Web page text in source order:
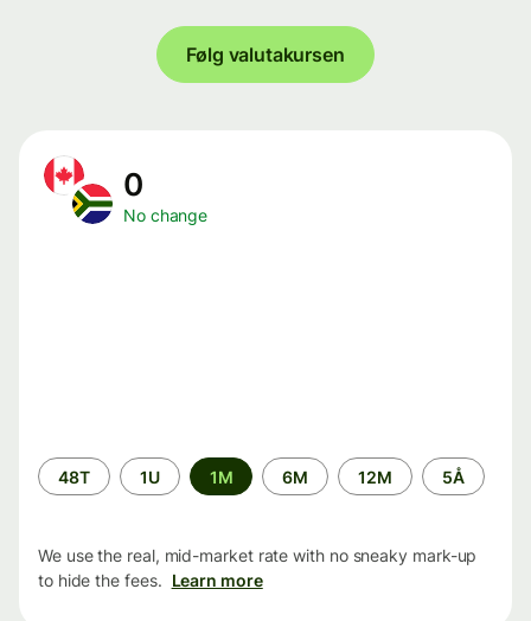
Følg valutakursen
0
No change
Time
period
48T 1U 1M 6M 12M 5Å
We use the real, mid-market rate with no sneaky mark-up
to hide the fees. Learn more